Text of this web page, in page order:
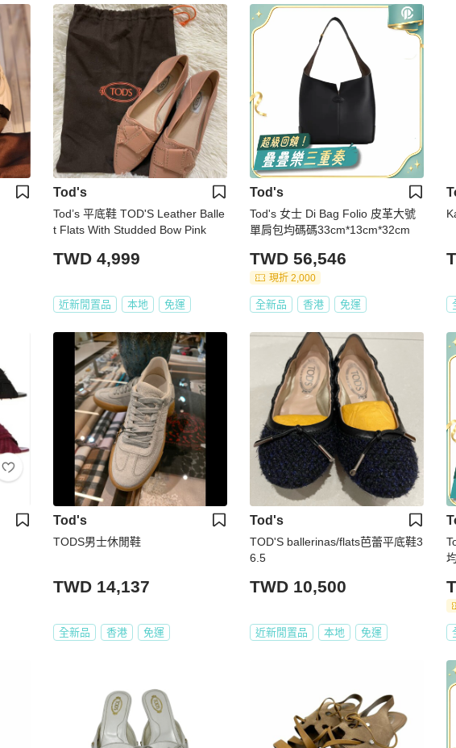
Tod's
Tod’s 平底鞋 TOD'S Leather Balle
t Flats With Studded Bow Pink
TWD 4,999
近新閒置品 本地 免運
Tod's
Tod's 女士 Di Bag Folio 皮革大號
單肩包均碼碼33cm*13cm*32cm
TWD 56,546
現折 2,000
全新品 香港 免運
Tod's
TODS男士休閒鞋
TWD 14,137
全新品 香港 免運
Tod's
TOD'S ballerinas/flats芭蕾平底鞋3
6.5
TWD 10,500
近新閒置品 本地 免運